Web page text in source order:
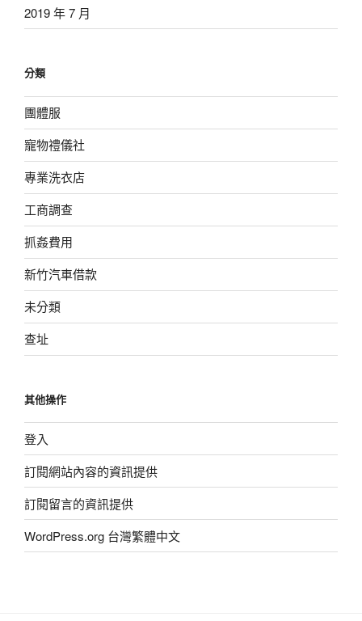
2019 年 7 月
分類
團體服
寵物禮儀社
專業洗衣店
工商調查
抓姦費用
新竹汽車借款
未分類
查址
其他操作
登入
訂閱網站內容的資訊提供
訂閱留言的資訊提供
WordPress.org 台灣繁體中文